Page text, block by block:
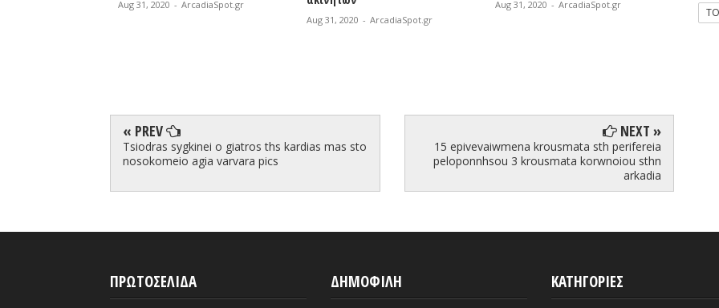
Aug 31, 2020
επιδότηση δανείων 1ης
« PREV
Tsiodras sygkinei o giatros ths kardias mas sto
nosokomeio agia varvara pics
NEXT »
15 epivevaiwmena krousmata sth perifereia
peloponnhsou 3 krousmata korwnoiou sthn
arkadia
ΠΡΩΤΟΣΕΛΙΔΑ ΔΗΜΟΦΙΛΗ ΚΑΤΗΓΟΡΙΕΣ